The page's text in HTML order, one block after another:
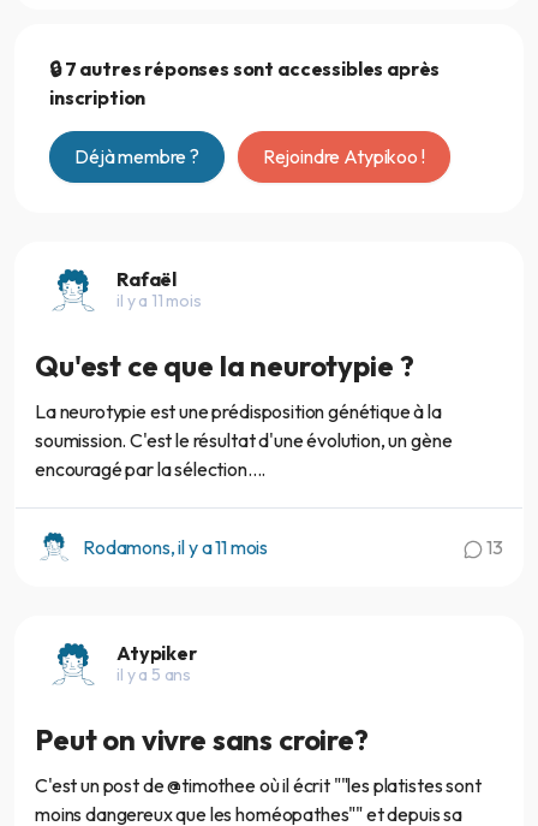
🔒 7 autres réponses sont accessibles après
inscription
Déjà membre ? Rejoindre Atypikoo !
Rafaël
il y a 11 mois
Qu'est ce que la neurotypie ?
La neurotypie est une prédisposition génétique à la
soumission. C'est le résultat d'une évolution, un gène
encouragé par la sélection....
Rodamons, il y a 11 mois 13
Atypiker
il y a 5 ans
Peut on vivre sans croire?
C'est un post de @timothee où il écrit ""les platistes sont
moins dangereux que les homéopathes"" et depuis sa